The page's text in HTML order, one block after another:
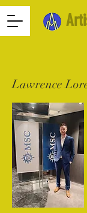
Lawrence